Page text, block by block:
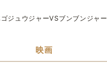
ジュウジャーVSブンブンジャー
映画